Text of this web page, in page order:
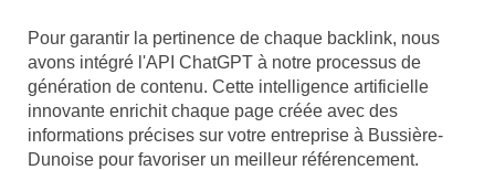
Pour garantir la pertinence de chaque backlink, nous
avons intégré l'API ChatGPT à notre processus de
génération de contenu. Cette intelligence artificielle
innovante enrichit chaque page créée avec des
informations précises sur votre entreprise à Bussière-
Dunoise pour favoriser un meilleur référencement.